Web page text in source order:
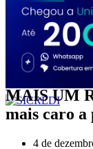
MAIS UM
mais caro
4 de